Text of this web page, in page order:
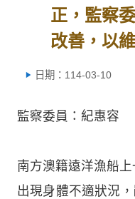
正，監察
改善，以
日期：114-03-10
監察委員：紀惠容
南方澳籍遠洋漁船
出現身體不適狀況